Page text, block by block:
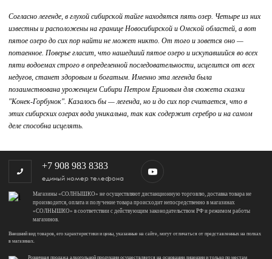
Согласно легенде, в глухой сибирской тайге находятся пять озер. Четыре из них
известны и расположены на границе Новосибирской и Омской областей, а вот
пятое озеро до сих пор найти не может никто. От того и зовется оно —
потаенное. Поверье гласит, что нашедший пятое озеро и искупавшийся во всех
пяти водоемах строго в определенной последовательности, исцелится от всех
недугов, станет здоровым и богатым. Именно эта легенда была
позаимствована уроженцем Сибири Петром Ершовым для сюжета сказки
"Конек-Горбунок". Казалось бы — легенда, но и до сих пор считается, что в
этих сибирских озерах вода уникальна, так как содержит серебро и на самом
деле способна исцелять.
+7 908 983 8383
единый номер телефона
Магазины «СОЛНЫШКО» не осуществляют дистанционную торговлю, доставка товара не
производится, оплата и получение товара происходит непосредственно в магазинах
«СОЛНЫШКО» в соответствии с действующим законодательством РФ и режимом работы
магазинов.
Внешний вид товаров, его характеристики и цены, указанные на сайте, могут отличаться от представленных на полках
в магазинах.
Розничная продажа алкогольной продукции осуществляется на основании лицензии и только по местам